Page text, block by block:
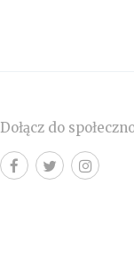
Dołącz do